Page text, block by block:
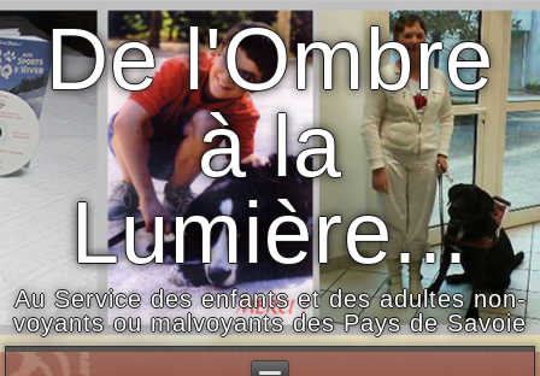
De l'Ombre
à la
Lumière...
Au Service des enfants et des adultes non-
voyants ou malvoyants des Pays de Savoie